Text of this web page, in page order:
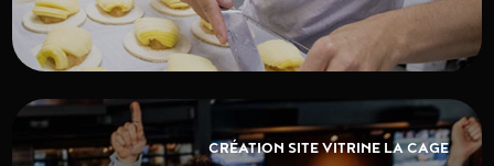
CRÉATION SITE VITRINE LA CAGE